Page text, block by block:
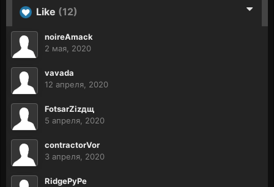
Like (12)
noireAmack
2 мая, 2020
vavada
12 апреля, 2020
FotsarZizдщ
5 апреля, 2020
contractorVor
3 апреля, 2020
RidgePyPe